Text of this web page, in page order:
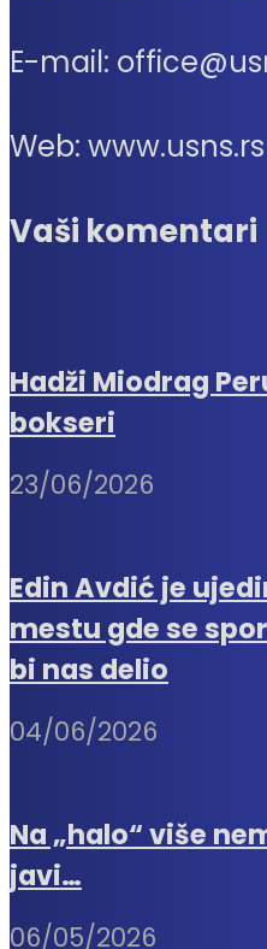
E-mail:
Web: www.usns.rs
Vaši komentari
Hadži Miodrag
bokseri
23/06/2026
Edin Avdić je
mestu gde se
bi nas delio
04/06/2026
Na „halo“ više
javi…
06/05/2026